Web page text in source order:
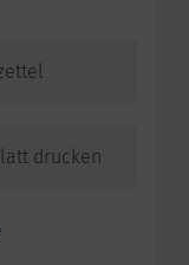
drucken